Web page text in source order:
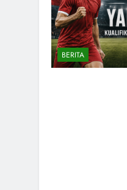
BERITA